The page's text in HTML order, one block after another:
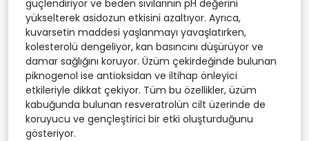
güçlendiriyor ve beden sıvılarının pH değerini
yükselterek asidozun etkisini azaltıyor. Ayrıca,
kuvarsetin maddesi yaşlanmayı yavaşlatırken,
kolesterolü dengeliyor, kan basıncını düşürüyor ve
damar sağlığını koruyor. Üzüm çekirdeğinde bulunan
piknogenol ise antioksidan ve iltihap önleyici
etkileriyle dikkat çekiyor. Tüm bu özellikler, üzüm
kabuğunda bulunan resveratrolün cilt üzerinde de
koruyucu ve gençleştirici bir etki oluşturduğunu
gösteriyor.